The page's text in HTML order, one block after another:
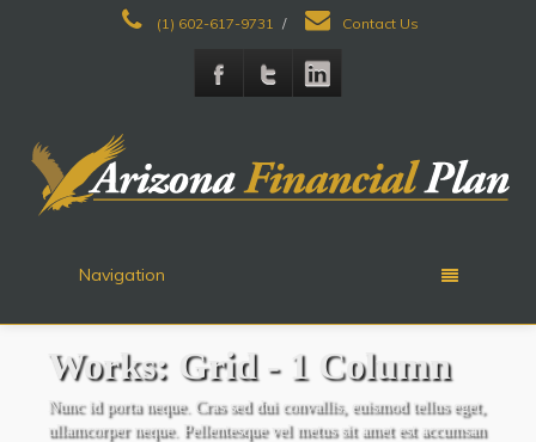
(1) 602-617-9731 / Contact Us
Navigation
Works: Grid - 1 Column
Nunc id porta neque. Cras sed dui convallis, euismod tellus eget,
ullamcorper neque. Pellentesque vel metus sit amet est accumsan